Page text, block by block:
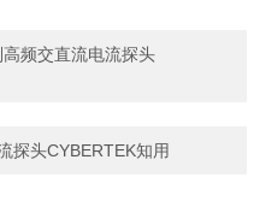
频交直流电流探头
探头CYBERTEK知用